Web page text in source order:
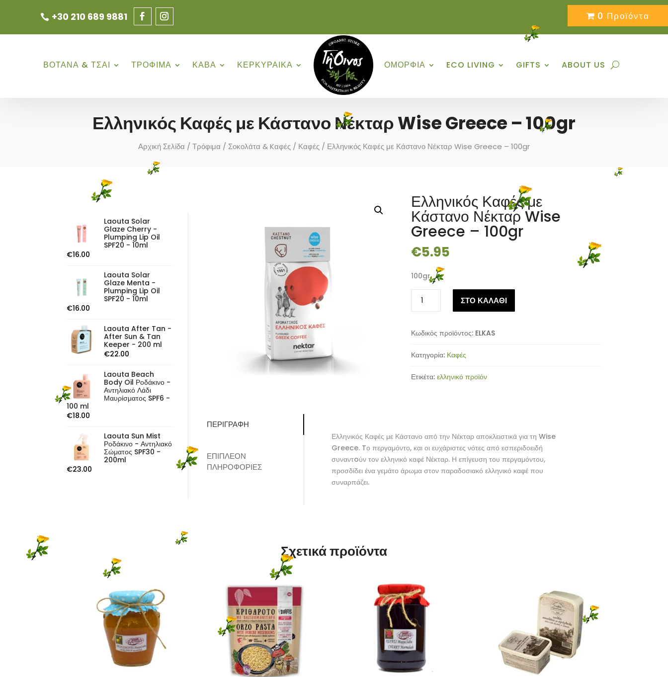
+30 210 689 9881 0 Προϊόντα
ΒΟΤΑΝΑ & ΤΣΑΙ ΤΡΟΦΙΜΑ ΚΑΒΑ ΚΕΡΚΥΡΑΙΚΑ ΟΜΟΡΦΙΑ ECO LIVING GIFTS ABOUT US
Ελληνικός Καφές με Κάστανο Νέκταρ Wise Greece – 100gr
Αρχική Σελίδα / Τρόφιμα / Σοκολάτα & Kαφές / Καφές / Ελληνικός Καφές με Κάστανο Νέκταρ Wise Greece – 100gr
Laouta Solar
Glaze Cherry -
Plumping Lip Oil
SPF20 - 10ml
€16.00
Laouta Solar
Glaze Menta -
Plumping Lip Oil
SPF20 - 10ml
€16.00
Laouta After Tan -
After Sun & Tan
Keeper - 200 ml
€22.00
Laouta Beach
Body Oil Ροδάκινο -
Αντηλιακό Λάδι
Μαυρίσματος SPF6 -
100 ml
€18.00
Laouta Sun Mist
Ροδάκινο - Αντηλιακό
Σώματος SPF30 -
200ml
€23.00
Ελληνικός Καφές με
Κάστανο Νέκταρ Wise
Greece – 100gr
€5.95
100gr
Καφές
Κάστανο
Wise
-
ΣΤΟ ΚΑΛΑΘΙ
Κωδικός προϊόντος: ELKAS
Κατηγορία: Καφές
Ετικέτα: ελληνικό προϊόν
ΠΕΡΙΓΡΑΦΉ
ΕΠΙΠΛΈΟΝ
ΠΛΗΡΟΦΟΡΊΕΣ
Ελληνικός Καφές με Κάστανο από την Νέκταρ αποκλειστικά για τη Wise
Greece. Tο περγαμόντο, και οι ευχάριστες νότες από εσπεριδοειδή
συναντoύν τον ελληνικό καφέ Νέκταρ. Η επίγευση του περγαμόντου,
προσδίδει ένα γεμάτο άρωμα στον παραδοσιακό ελληνικό καφέ που
συναρπάζει.
Σχετικά προϊόντα